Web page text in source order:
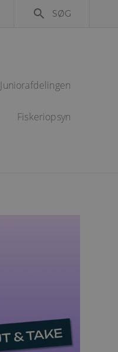
search SØG
Juniorafdelingen
Fiskeriopsyn